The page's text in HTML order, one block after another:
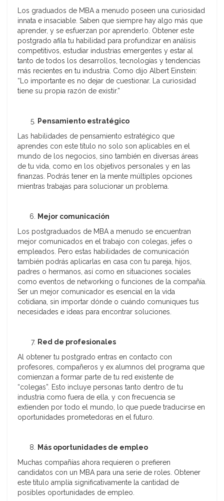
Los graduados de MBA a menudo poseen una curiosidad
innata e insaciable. Saben que siempre hay algo más que
aprender, y se esfuerzan por aprenderlo. Obtener este
postgrado afila tu habilidad para profundizar en análisis
competitivos, estudiar industrias emergentes y estar al
tanto de todos los desarrollos, tecnologías y tendencias
más recientes en tu industria. Como dijo Albert Einstein:
“Lo importante es no dejar de cuestionar. La curiosidad
tiene su propia razón de existir.”
Pensamiento estratégico
Las habilidades de pensamiento estratégico que
aprendes con este título no solo son aplicables en el
mundo de los negocios, sino también en diversas áreas
de tu vida, como en los objetivos personales y en las
finanzas. Podrás tener en la mente múltiples opciones
mientras trabajas para solucionar un problema.
Mejor comunicación
Los postgraduados de MBA a menudo se encuentran
mejor comunicados en el trabajo con colegas, jefes o
empleados. Pero estas habilidades de comunicación
también podrás aplicarlas en casa con tu pareja, hijos,
padres o hermanos, así como en situaciones sociales
como eventos de networking o funciones de la compañía.
Ser un mejor comunicador es esencial en la vida
cotidiana, sin importar dónde o cuándo comuniques tus
necesidades e ideas para encontrar soluciones.
Red de profesionales
Al obtener tu postgrado entras en contacto con
profesores, compañeros y ex alumnos del programa que
comienzan a formar parte de tu red existente de
“colegas”. Esto incluye personas tanto dentro de tu
industria como fuera de ella, y con frecuencia se
extienden por todo el mundo, lo que puede traducirse en
oportunidades prometedoras en el futuro.
Más oportunidades de empleo
Muchas compañías ahora requieren o prefieren
candidatos con un MBA para una serie de roles. Obtener
este título amplía significativamente la cantidad de
posibles oportunidades de empleo.